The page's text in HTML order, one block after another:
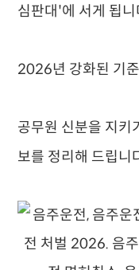
심판대'에 서게 됩니
2026년 강화된 기
공무원 신분을 지키
보를 정리해 드립니